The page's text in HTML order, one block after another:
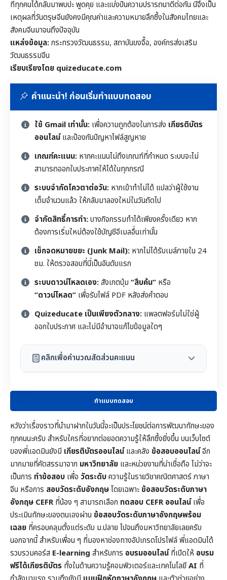
ที่ทุกคนได้กลับมาพบปะ พูดคุย และแบ่งปันความปรารถนาดีต่อกัน นี่จึงเป็น
เหตุผลที่วันตรุษจีนยังคงมีคุณค่าและความหมายลึกซึ้งในสังคมไทยและ
สังคมจีนมาจนถึงปัจจุบัน
แหล่งข้อมูล:กระทรวงวัฒนธรรม, สถาบันขงจื๊อ, องค์กรส่งเสริม
วัฒนธรรมจีน
เรียบเรียงโดย quizeducate.com
คำแนะนำ! ก่อนเริ่มทำแบบทดสอบ
ใช้ Gmail เท่านั้น: เพื่อความถูกต้องในการส่ง เกียรติบัตร
ออนไลน์และป้องกันปัญหาไฟล์สูญหาย
เกณฑ์คะแนน: หากคะแนนไม่ถึงเกณฑ์ที่กำหนด ระบบจะไม่
สามารถออกใบประกาศให้ได้ในทุกกรณี
ระบบจำกัดโควตาต่อวัน: หากเข้าทำไม่ได้ แปลว่าผู้ใช้งาน
เต็มจำนวนแล้ว ให้กลับมาลองใหม่ในวันถัดไป
จำกัดสิทธิ์การทำ:บางกิจกรรมทำได้เพียงครั้งเดียว หาก
ต้องการเริ่มใหม่ต้องใช้บัญชีอีเมลอื่นเท่านั้น
เช็กจดหมายขยะ (Junk Mail): หากไม่ได้รับเมล์ภายใน 24
ชม. ให้ตรวจสอบที่นี่เป็นอันดับแรก
ระบบดาวน์โหลดเอง:สังเกตปุ่ม “สืบค้น” หรือ
“ดาวน์โหลด” เพื่อรับไฟล์ PDF หลังส่งคำตอบ
Quizeducate เป็นเพียงตัวกลาง: แพลตฟอร์มไม่ใช่ผู้
ออกใบประกาศ และไม่มีอำนาจแก้ไขข้อมูลใดๆ
คลิกเพื่อคำนวณสัดส่วนคะแนน
ทำแบบทดสอบ
หวังว่าเรื่องราวที่นำมาฝากในวันนี้จะเป็นประโยชน์ต่อการพัฒนาทักษะของ
ทุกคนนะครับ สำหรับใครที่อยากต่อยอดความรู้ให้ลึกซึ้งยิ่งขึ้น บนเว็บไซต์
ของพี่แอดมินยังมี เกียรติบัตรออนไลน์และคลัง ข้อสอบออนไลน์อีก
มากมายที่คัดสรรมาจาก มหาวิทยาลัย และหน่วยงานที่น่าเชื่อถือ ไม่ว่าจะ
เป็นการ ทำข้อสอบ เพื่อ วัดระดับความรู้ในรายวิชาคณิตศาสตร์ภาษา
จีน หรือการ สอบวัดระดับอังกฤษโดยเฉพาะข้อสอบวัดระดับภาษา
อังกฤษ CEFRที่น้อง ๆ สามารถเลือก ทดสอบ CEFR ออนไลน์เพื่อ
ประเมินทักษะของตนเองผ่าน ข้อสอบวัดระดับภาษาอังกฤษพร้อม
เฉลย ที่ครอบคลุมตั้งแต่ระดับ ม.ปลาย ไปจนถึงมหาวิทยาลัยเลยครับ
นอกจากนี้ สำหรับเพื่อน ๆ ที่มองหาช่องทางอัปเกรดโปรไฟล์ พี่แอดมินได้
รวบรวมคอร์ส E-learning สำหรับการ อบรมออนไลน์ที่เปิดให้ อบรม
ฟรีได้เกียรติบัตร ทั้งในด้านความรู้คอมพิวเตอร์และเทคโนโลยีAI ที่